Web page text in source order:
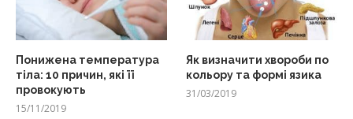
Понижена температура
тіла: 10 причин, які її
провокують
15/11/2019
Як визначити хвороби по
кольору та формі язика
31/03/2019